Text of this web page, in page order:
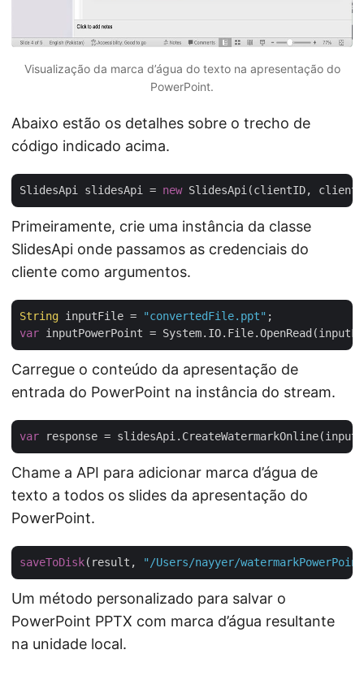
Visualização da marca d’água do texto na apresentação do
PowerPoint.
Abaixo estão os detalhes sobre o trecho de
código indicado acima.
SlidesApi slidesApi = new
Primeiramente, crie uma instância da classe
SlidesApi onde passamos as credenciais do
cliente como argumentos.
String inputFile = "convertedFile.ppt"
var
Carregue o conteúdo da apresentação de
entrada do PowerPoint na instância do stream.
var response =
Chame a API para adicionar marca d’água de
texto a todos os slides da apresentação do
PowerPoint.
saveToDisk(result, "/Users/nayyer/
Um método personalizado para salvar o
PowerPoint PPTX com marca d’água resultante
na unidade local.